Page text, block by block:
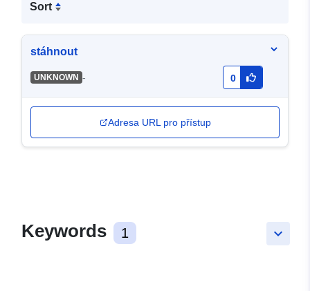
Sort
stáhnout
UNKNOWN - 0
Adresa URL pro přístup
keyboard_arrow_down
Keywords 1